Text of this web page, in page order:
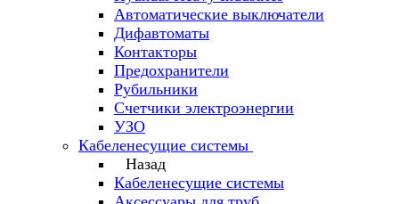
Автоматические выключатели
Дифавтоматы
Контакторы
Предохранители
Рубильники
Счетчики электроэнергии
УЗО
Кабеленесущие системы
Назад
Кабеленесущие системы